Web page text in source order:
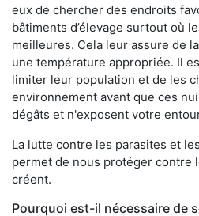
eux de chercher des endroits
bâtiments d’élevage surtout où
meilleures. Cela leur assure de
une température appropriée. Il
limiter leur population et de les
environnement avant que ces
dégâts et n'exposent votre
La lutte contre les parasites et
permet de nous protéger contre
créent.
Pourquoi est-il nécessaire de